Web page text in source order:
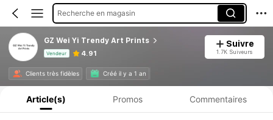
Recherche en magasin
GZ Wei Yi Trendy Art Prints
Vendeur 4.91
Suivre
1.7K Suiveurs
Clients très fidèles Créé il y a 1 an
Informations produit : Divulgation des prix, détails sur les ventes et le stock.
Article(s) Promos Commentaires